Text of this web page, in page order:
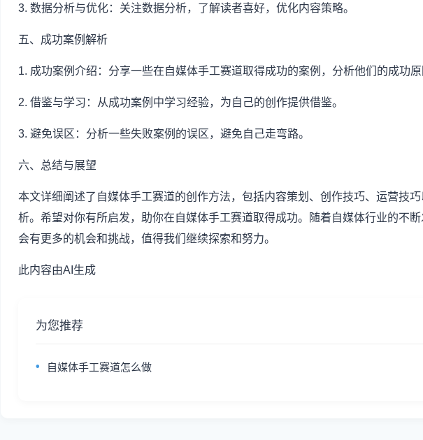
3. 数据分析与优化：关注数据分析，了解读者喜好，优化内容策略。
五、成功案例解析
1. 成功案例介绍：分享一些在自媒体手工赛道取得成功的案例，分析他们的成功
2. 借鉴与学习：从成功案例中学习经验，为自己的创作提供借鉴。
3. 避免误区：分析一些失败案例的误区，避免自己走弯路。
六、总结与展望
本文详细阐述了自媒体手工赛道的创作方法，包括内容策划、创作技巧、运营技
析。希望对你有所启发，助你在自媒体手工赛道取得成功。随着自媒体行业的不
会有更多的机会和挑战，值得我们继续探索和努力。
此内容由AI生成
为您推荐
自媒体手工赛道怎么做